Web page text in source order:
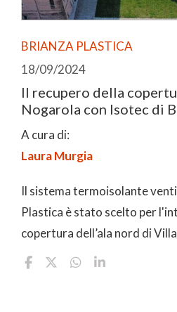
BRIANZA PLASTICA
18/09/2024
Il recupero della
Nogarola con Isotec di
A cura di:
Laura Murgia
Il sistema termoisolante
Plastica è stato scelto per
copertura dell’ala nord di